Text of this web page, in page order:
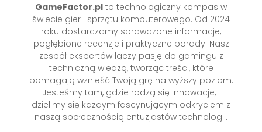
GameFactor.pl to technologiczny kompas w
świecie gier i sprzętu komputerowego. Od 2024
roku dostarczamy sprawdzone informacje,
pogłębione recenzje i praktyczne porady. Nasz
zespół ekspertów łączy pasję do gamingu z
techniczną wiedzą, tworząc treści, które
pomagają wznieść Twoją grę na wyższy poziom.
Jesteśmy tam, gdzie rodzą się innowacje, i
dzielimy się każdym fascynującym odkryciem z
naszą społecznością entuzjastów technologii.